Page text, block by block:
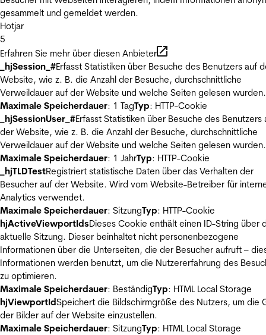
gesammelt und gemeldet werden.
Hotjar
5
Erfahren Sie mehr über diesen Anbieter
_hjSession_#Erfasst Statistiken über Besuche des Benutzers auf
Website, wie z. B. die Anzahl der Besuche, durchschnittliche
Verweildauer auf der Website und welche Seiten gelesen wurden.
Maximale Speicherdauer: 1 TagTyp: HTTP-Cookie
_hjSessionUser_#Erfasst Statistiken über Besuche des Benutzers
der Website, wie z. B. die Anzahl der Besuche, durchschnittliche
Verweildauer auf der Website und welche Seiten gelesen wurden.
Maximale Speicherdauer: 1 JahrTyp: HTTP-Cookie
_hjTLDTestRegistriert statistische Daten über das Verhalten der
Besucher auf der Website. Wird vom Website-Betreiber für
Analytics verwendet.
Maximale Speicherdauer: SitzungTyp: HTTP-Cookie
hjActiveViewportIdsDieses Cookie enthält einen ID-String über
aktuelle Sitzung. Dieser beinhaltet nicht personenbezogene
Informationen über die Unterseiten, die der Besucher aufruft –
Informationen werden benutzt, um die Nutzererfahrung des
zu optimieren.
Maximale Speicherdauer: BeständigTyp: HTML Local Storage
hjViewportIdSpeichert die Bildschirmgröße des Nutzers, um die
der Bilder auf der Website einzustellen.
Maximale Speicherdauer: SitzungTyp: HTML Local Storage